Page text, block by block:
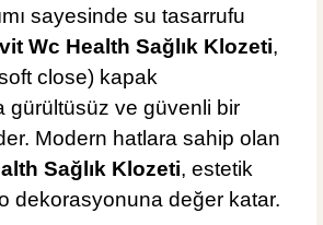
sayesinde su tasarrufu
Wc Health Sağlık Klozeti,
close) kapak
gürültüsüz ve güvenli bir
Modern hatlara sahip olan
Sağlık Klozeti, estetik
dekorasyonuna değer katar.